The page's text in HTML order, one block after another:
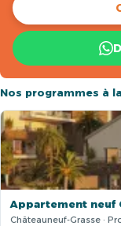
Nos programmes à
Appartement neuf
Châteauneuf-Grasse ·